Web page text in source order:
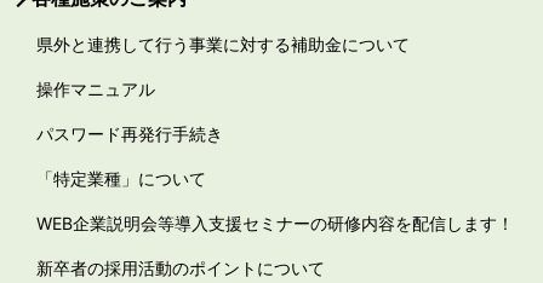
県外と連携して行う事業に対する補助金について
操作マニュアル
パスワード再発行手続き
「特定業種」について
WEB企業説明会等導入支援セミナーの研修内容を配信します！
新卒者の採用活動のポイントについて